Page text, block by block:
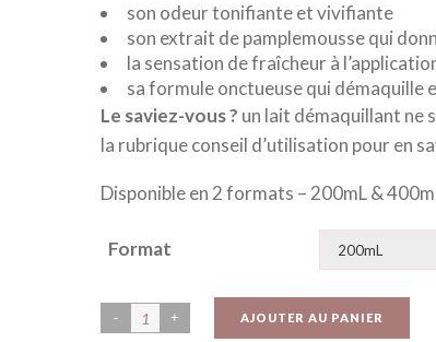
son odeur tonifiante et vivifiante
son extrait de pamplemousse qui
la sensation de fraîcheur à
sa formule onctueuse qui
Le saviez-vous ? un lait démaquillant ne
la rubrique conseil d’utilisation pour en
Disponible en 2 formats – 200mL &
Format
AJOUTER AU PANIER